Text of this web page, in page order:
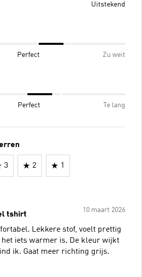
Uitstekend
Perfect Zu weit
Perfect Te lang
3 2 1
10 maart 2026
tshirt
Lekkere stof, voelt prettig
het iets warmer is. De kleur wijkt
ik. Gaat meer richting grijs.